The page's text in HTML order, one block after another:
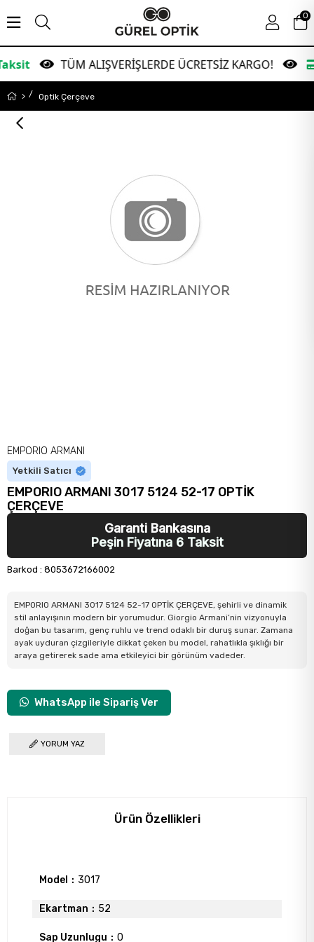
TÜM ALIŞVERİŞLERDE ÜCRETSİZ KARGO!
0
Optik Çerçeve
EMPORIO ARMANI
Yetkili Satıcı
EMPORIO ARMANI 3017 5124 52-17 OPTİK
ÇERÇEVE
Garanti Bankasına
Peşin Fiyatına 6 Taksit
Barkod : 8053672166002
EMPORIO ARMANI 3017 5124 52-17 OPTİK ÇERÇEVE, şehirli ve dinamik
stil anlayışının modern bir yorumudur. Giorgio Armani’nin vizyonuyla
doğan bu tasarım, genç ruhlu ve trend odaklı bir duruş sunar. Zamana
ayak uyduran çizgileriyle dikkat çeken bu model, rahatlıkla şıklığı bir
araya getirerek sade ama etkileyici bir görünüm vadeder.
WhatsApp ile Sipariş Ver
YORUM YAZ
Ürün Özellikleri
Model 3017
Ekartman 52
Sap Uzunlugu 0